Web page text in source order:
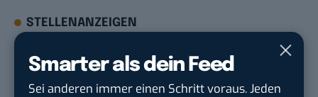
Smarter als dein Feed
Sei anderen immer einen Schritt voraus. Jeden
STELLENANZEIGEN
Social Media Content Creator (m/w/d)